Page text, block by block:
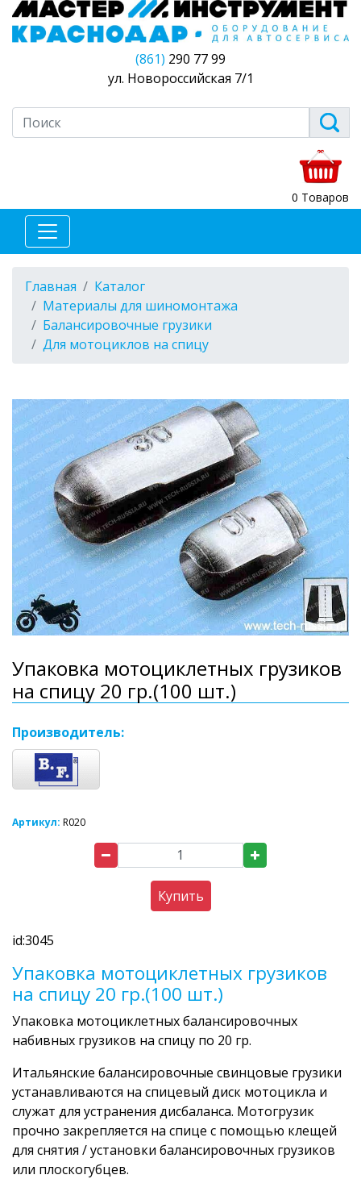
(861) 290 77 99
ул. Новороссийская 7/1
0 Товаров
Главная
Каталог
Материалы для шиномонтажа
Балансировочные грузики
Для мотоциклов на спицу
Упаковка мотоциклетных грузиков
на спицу 20 гр.(100 шт.)
Производитель:
Артикул: R020
Купить
id:3045
Упаковка мотоциклетных грузиков
на спицу 20 гр.(100 шт.)
Упаковка мотоциклетных балансировочных
набивных грузиков на спицу по 20 гр.
Итальянские балансировочные свинцовые грузики
устанавливаются на спицевый диск мотоцикла и
служат для устранения дисбаланса. Мотогрузик
прочно закрепляется на спице с помощью клещей
для снятия / установки балансировочных грузиков
или плоскогубцев.